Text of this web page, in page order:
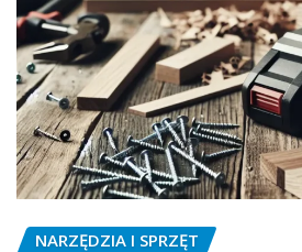
NARZĘDZIA I SPRZĘT